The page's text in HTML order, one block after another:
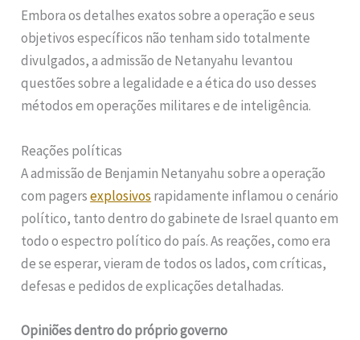
Embora os detalhes exatos sobre a operação e seus
objetivos específicos não tenham sido totalmente
divulgados, a admissão de Netanyahu levantou
questões sobre a legalidade e a ética do uso desses
métodos em operações militares e de inteligência.
Reações políticas
A admissão de Benjamin Netanyahu sobre a operação
com pagersexplosivos rapidamente inflamou o cenário
político, tanto dentro do gabinete de Israel quanto em
todo o espectro político do país. As reações, como era
de se esperar, vieram de todos os lados, com críticas,
defesas e pedidos de explicações detalhadas.
Opiniões dentro do próprio governo